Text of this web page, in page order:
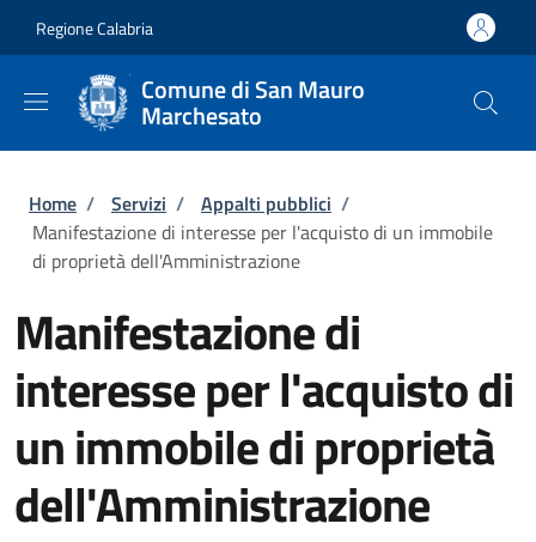
Regione Calabria
Comune di San Mauro
Marchesato
Briciole di pane
Home / Servizi / Appalti pubblici /
Manifestazione di interesse per l'acquisto di un immobile
di proprietà dell'Amministrazione
Manifestazione di
interesse per l'acquisto di
un immobile di proprietà
dell'Amministrazione